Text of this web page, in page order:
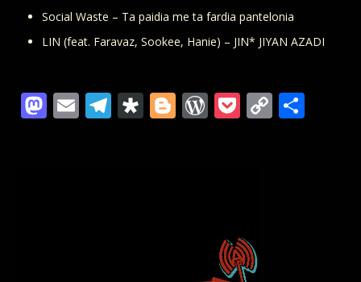
Social Waste – Ta paidia me ta fardia pantelonia
LIN (feat. Faravaz, Sookee, Hanie) – JIN* JIYAN AZADI
Mastodon
EmailTelegram
Diaspora
Blogger
WordPress
Pocket
Copy